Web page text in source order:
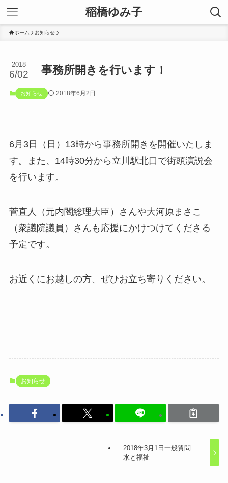
稲橋ゆみ子
ホーム お知らせ
事務所開きを行います！
2018
6/02
お知らせ 2018年6月2日
6月3日（日）13時から事務所開きを開催いたしま
す。また、14時30分から立川駅北口で街頭演説会
を行います。
菅直人（元内閣総理大臣）さんや大河原まさこ
（衆議院議員）さんも応援にかけつけてくださる
予定です。
お近くにお越しの方、ぜひお立ち寄りください。
お知らせ
2018年3月1日一般質問
水と福祉